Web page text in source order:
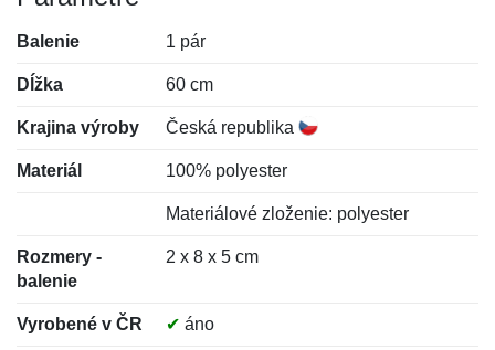
Balenie 1 pár
Dĺžka 60 cm
Krajina výroby Česká republika
Materiál 100% polyester
Materiálové zloženie: polyester
Rozmery -
balenie
2 x 8 x 5 cm
Vyrobené v ČR ✔ áno